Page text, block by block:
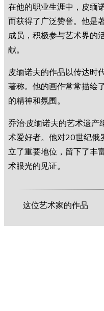
在他的职业生涯中，皮缅
而获得了广泛赞誉。他是
成员，积极参与艺术界的
献。
皮缅诺夫的作品以传达时
著称。他的画作常常描绘
的精神和氛围。
乔治·皮缅诺夫的艺术遗
术爱好者。他对20世纪俄
立了重要地位，留下了丰
术眼光的见证。
这位艺术家的作品